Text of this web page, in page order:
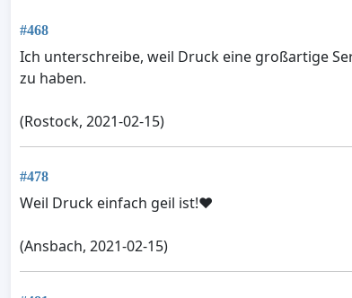
#468
Ich unterschreibe, weil Druck eine großartige
zu haben.
(Rostock, 2021-02-15)
#478
Weil Druck einfach geil ist!❤️
(Ansbach, 2021-02-15)